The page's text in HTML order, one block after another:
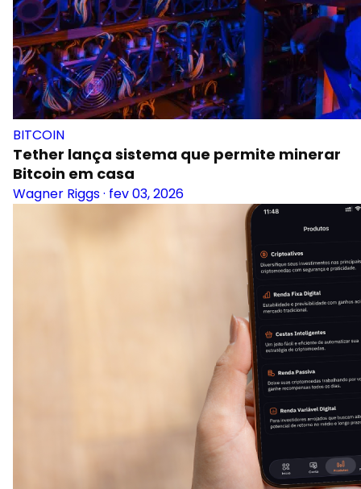
BITCOIN
Tether lança sistema que permite minerar
Bitcoin em casa
Wagner Riggs· fev 03, 2026